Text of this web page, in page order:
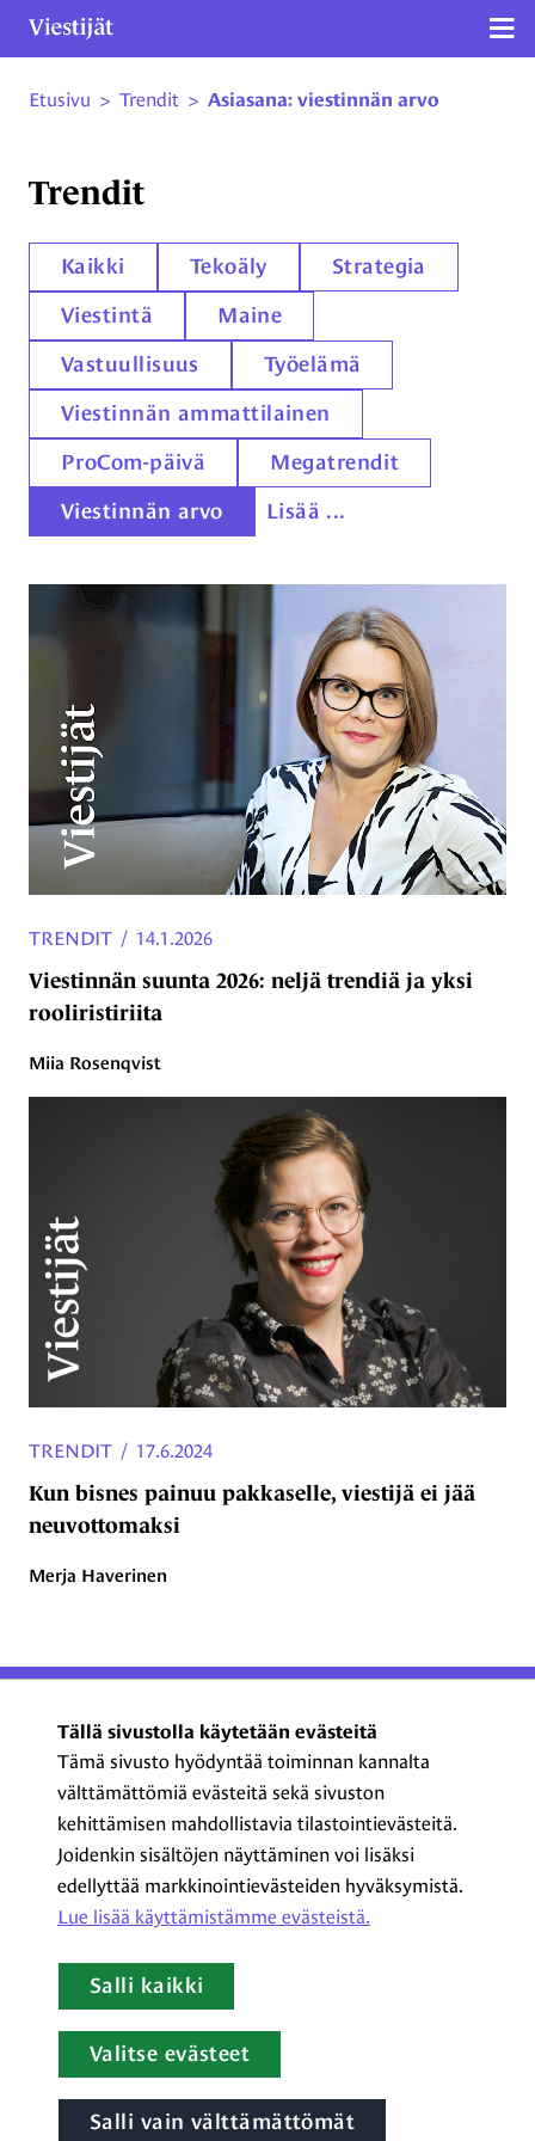
Tällä sivustolla käytetään evästeitä
Tämä sivusto hyödyntää toiminnan kannalta
välttämättömiä evästeitä sekä sivuston
kehittämisen mahdollistavia tilastointievästeitä.
Joidenkin sisältöjen näyttäminen voi lisäksi
edellyttää markkinointievästeiden hyväksymistä.
Lue lisää käyttämistämme evästeistä.​​​​​​
Salli kaikki
Salli vain välttämättömät
Valitse evästeet
Etusivu > Trendit > Asiasana: viestinnän arvo
Trendit
Kaikki Tekoäly Strategia
Viestintä Maine
Vastuullisuus Työelämä
Viestinnän ammattilainen
ProCom-päivä Megatrendit
Viestinnän arvo Lisää ...
Viestinnän suunta 2026: neljä trendiä ja yksi
rooliristiriita
TRENDIT / 14.1.2026
Miia Rosenqvist
Kun bisnes painuu pakkaselle, viestijä ei jää
neuvottomaksi
TRENDIT / 17.6.2024
Merja Haverinen
ProCom – Viestinnän
ammattilaiset ry
Kasarmikatu 23 A 5, 2. krs
00130 Helsinki
+358 44 720 3022
procom@procom.fi
procom.fi
LinkedInFacebookInstagram
Tietoa evästeistä|Tietosuojaseloste